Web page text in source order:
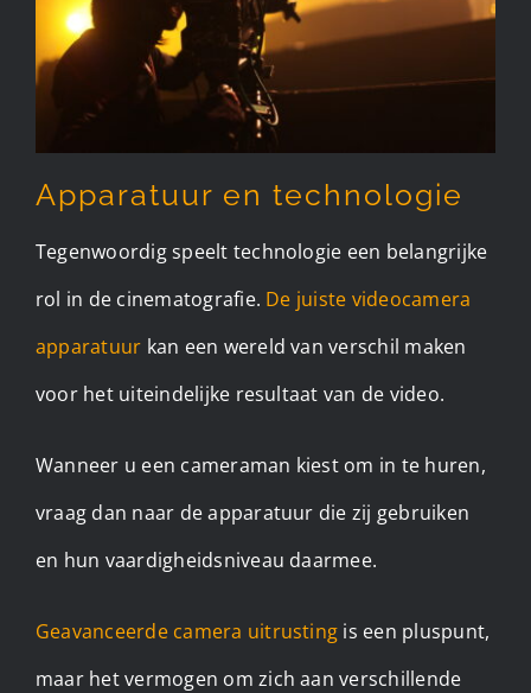
Apparatuur en technologie
Tegenwoordig speelt technologie een belangrijke
rol in de cinematografie. De juiste videocamera
apparatuur kan een wereld van verschil maken
voor het uiteindelijke resultaat van de video.
Wanneer u een cameraman kiest om in te huren,
vraag dan naar de apparatuur die zij gebruiken
en hun vaardigheidsniveau daarmee.
Geavanceerde camera uitrusting is een pluspunt,
maar het vermogen om zich aan verschillende